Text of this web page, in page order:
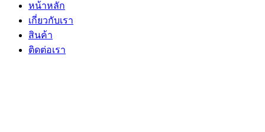
หน้าหลัก
เกี่ยวกับเรา
สินค้า
ติดต่อเรา